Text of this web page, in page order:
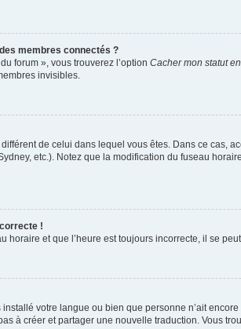
membres connectés ?
forum », vous trouverez l’option Cacher mon statut
invisibles.
de celui dans lequel vous êtes. Dans ce cas,
etc.). Notez que la modification du fuseau
!
horaire et que l’heure est toujours incorrecte, il se
votre langue ou bien que personne n’ait
à créer et partager une nouvelle traduction. Vous